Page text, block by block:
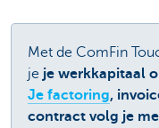
Met de ComFin
je je werkkapitaal
Je factoring,
contract volg je